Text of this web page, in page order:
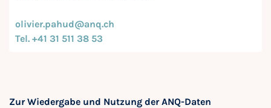
olivier.pahud@anq.ch
Tel. +41 31 511 38 53
Zur Wiedergabe und Nutzung der ANQ-Daten